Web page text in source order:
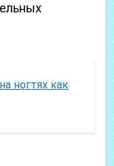
ногтях как